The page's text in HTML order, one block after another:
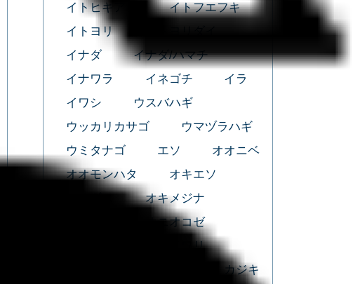
イトヒキアジ
イトフエフキ
イトヨリ
イナダ
イナダ/ハマチ
イナワラ
イネゴチ
イラ
イワシ
ウスバハギ
ウッカリカサゴ
ウマヅラハギ
ウミタナゴ
エソ
オオニベ
オオモンハタ
オキエソ
オキメジナ
オニオコゼ
カイワリ
カジキ